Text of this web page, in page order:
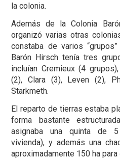
la colonia.
Además de la Colonia
organizó varias otras
constaba de varios
Barón Hirsch tenía tres
incluían Cremieux (4
(2), Clara (3), Leven (2),
Starkmeth.
El reparto de tierras estaba
forma bastante
asignaba una quinta de 5
vivienda), y además una
aproximadamente 150 ha